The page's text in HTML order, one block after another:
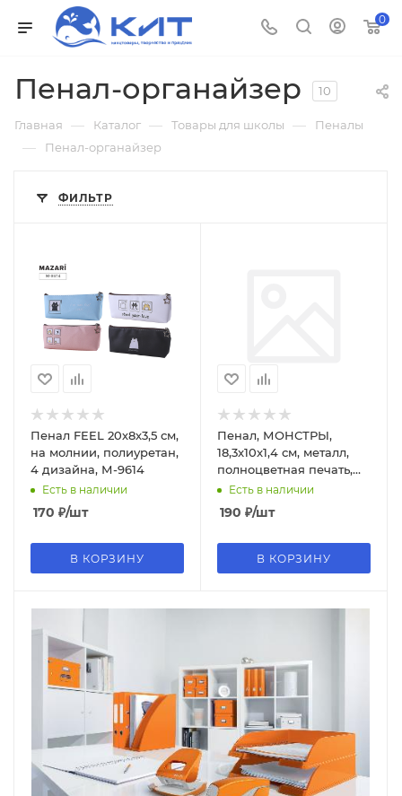
0
Пенал-органайзер 10
Главная — Каталог — Товары для школы — Пеналы
— Пенал-органайзер
ФИЛЬТР
Пенал FEEL 20х8х3,5 см,
на молнии, полиуретан,
4 дизайна, М-9614
Есть в наличии
170 ₽/шт
В КОРЗИНУ
Пенал, МОНСТРЫ,
18,3x10x1,4 см, металл,
полноцветная печать,
без наполнения, 65755
Есть в наличии
190 ₽/шт
В КОРЗИНУ